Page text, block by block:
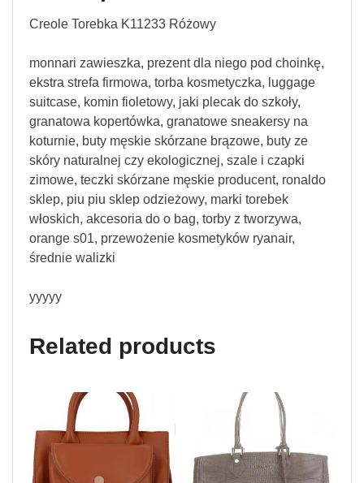
Creole Torebka K11233 Różowy
monnari zawieszka, prezent dla niego pod choinkę,
ekstra strefa firmowa, torba kosmetyczka, luggage
suitcase, komin fioletowy, jaki plecak do szkoły,
granatowa kopertówka, granatowe sneakersy na
koturnie, buty męskie skórzane brązowe, buty ze
skóry naturalnej czy ekologicznej, szale i czapki
zimowe, teczki skórzane męskie producent, ronaldo
sklep, piu piu sklep odzieżowy, marki torebek
włoskich, akcesoria do o bag, torby z tworzywa,
orange s01, przewożenie kosmetyków ryanair,
średnie walizki
yyyyy
Related products